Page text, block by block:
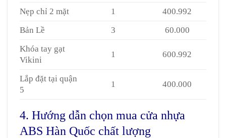
Nẹp chỉ 2 mặt 1
400.992
Bản Lề
3
60.000
Khóa tay gạt
Vikini
1 600.992
Lắp đặt tại quận
5
1 400.000
4. Hướng dẫn chọn mua cửa nhựa
ABS Hàn Quốc chất lượng